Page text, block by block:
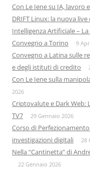
Con Le Iene su IA, lavoro
DRIFT Linux: la nuova
Intelligenza Artificiale –
Convegno a Torino
9
Convegno a Latina sulle
e degli istituti di credito
Con Le Iene sulla
2026
Criptovalute e Dark Web:
TV7
29 Gennaio 2026
Corso di
investigazioni digitali
28
Nella “Cantinetta” di
22 Gennaio 2026